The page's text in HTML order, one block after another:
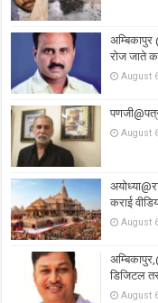
रोज जाते
August
August
कराई
August
डिजिटल
August